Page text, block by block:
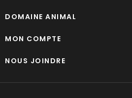
DOMAINE ANIMAL
MON COMPTE
NOUS JOINDRE